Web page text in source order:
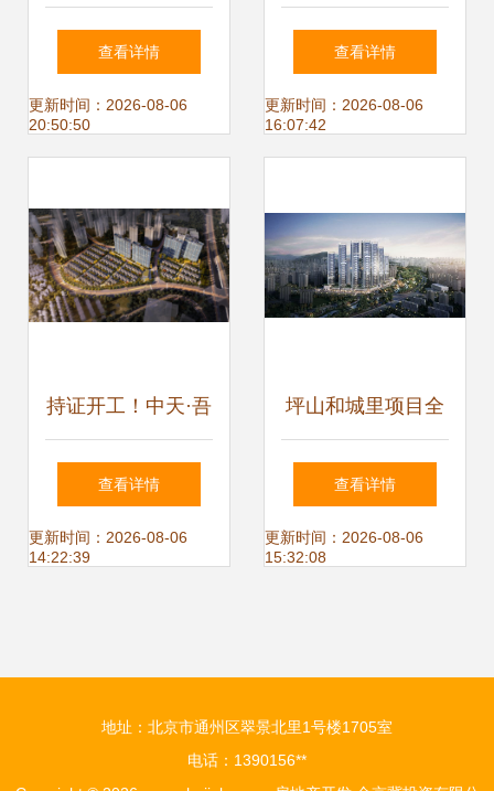
中国房地产开发企
业品牌价值50强，
业引领地位
查看详情
更新时间：2026-08-06
20:50:50
目运营与物业管理
实务培训讲义
查看详情
更新时间：2026-08-06
16:07:42
持证开工！中天·吾
乡D2、D3组团获
批前公示，项目建
查看详情
更新时间：2026-08-06
14:22:39
坪山和城里项目全
解析 楼盘详情、价
格优惠与专属咨询
查看详情
更新时间：2026-08-06
15:32:08
地址：北京市通州区翠景北里1号楼1705室
电话：1390156**